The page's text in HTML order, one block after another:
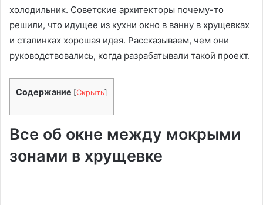
холодильник. Советские архитекторы почему-то
решили, что идущее из кухни окно в ванну в хрущевках
и сталинках хорошая идея. Рассказываем, чем они
руководствовались, когда разрабатывали такой проект.
Содержание [Скрыть]
Все об окне между мокрыми
зонами в хрущевке